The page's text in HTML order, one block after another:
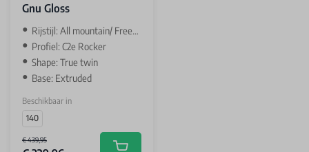
Gnu Gloss
Rijstijl: All mountain/ Freestyle
Profiel: C2e Rocker
Shape: True twin
Base: Extruded
Beschikbaar in
140
€ 439,95